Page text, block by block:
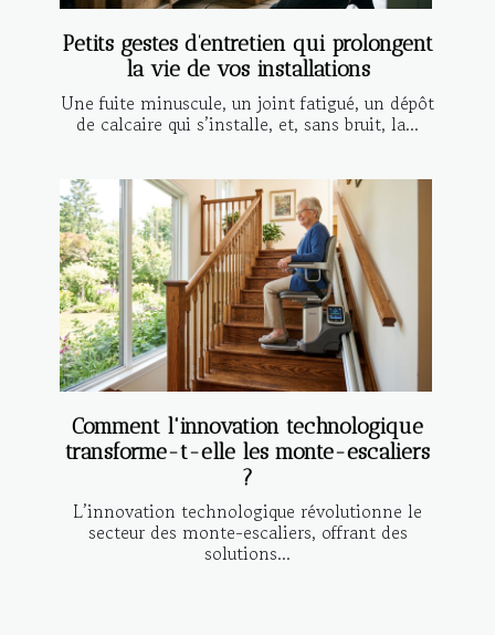
Petits gestes d’entretien qui prolongent
la vie de vos installations
Une fuite minuscule, un joint fatigué, un dépôt
de calcaire qui s’installe, et, sans bruit, la...
Comment l'innovation technologique
transforme-t-elle les monte-escaliers
?
L’innovation technologique révolutionne le
secteur des monte-escaliers, offrant des
solutions...